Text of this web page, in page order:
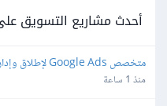
أحدث مشاريع التسويق
Lead Generation
منذ 1 ساعة